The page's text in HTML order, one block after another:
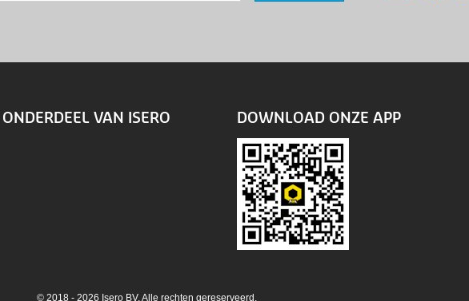
ONDERDEEL VAN ISERO DOWNLOAD ONZE APP
© 2018 - 2026 Isero BV. Alle rechten gereserveerd.